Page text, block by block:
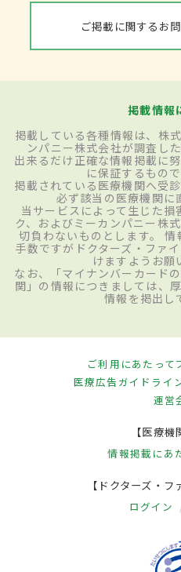
ご掲載に関するお
掲載情報
掲載している各種情報は、株
ンパニー株式会社が調査し
出来るだけ正確な情報掲載に
に保証するもの
掲載されている医療機関へ受
必ず該当の医療機関に
当サービスによって生じた損
ク、およびミーカンパニー株
切負わないものとします。
手数ですがドクターズ・ファ
けますようお願
なお、「マイナンバーカード
関」の情報につきましては、
情報を掲出し
ご利用にあたって
医療広告ガイドライ
運営
【医療機
情報掲載にあ
【ドクターズ・フ
ログイン